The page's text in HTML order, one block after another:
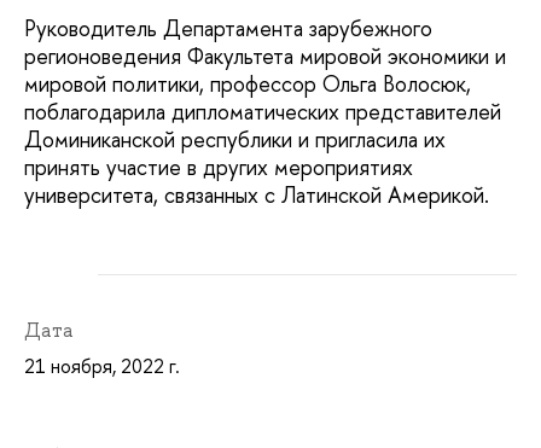
Руководитель Департамента зарубежного
регионоведения Факультета мировой экономики и
мировой политики, профессор Ольга Волосюк,
поблагодарила дипломатических представителей
Доминиканской республики и пригласила их
принять участие в других мероприятиях
университета, связанных с Латинской Америкой.
Дата
21 ноября, 2022 г.